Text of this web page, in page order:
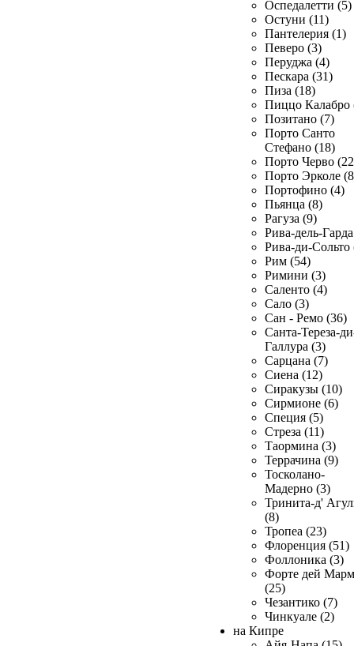
Оспедалетти (5)
Остуни (11)
Пантелерия (1)
Певеро (3)
Перуджа (4)
Пескара (31)
Пиза (18)
Пиццо Калабро
Позитано (7)
Порто Санто
Стефано (18)
Порто Черво
Порто Эрколе
Портофино (4)
Пьянца (8)
Рагуза (9)
Рива-дель-
Рива-ди-Сольто
Рим (54)
Римини (3)
Саленто (4)
Сало (3)
Сан - Ремо (36)
Санта-Тереза-
Галлура (3)
Сарцана (7)
Сиена (12)
Сиракузы (10)
Сирмионе (6)
Специя (5)
Стреза (11)
Таормина (3)
Террачина (9)
Тосколано-
Мадерно (3)
Тринита-д'
(8)
Тропеа (23)
Флоренция (51)
Фоллоника (3)
Форте дей
(25)
Чезантико (7)
Чинкуале (2)
на Кипре